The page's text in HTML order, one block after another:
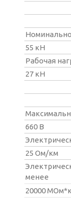
55 кН
Рабочая
27 кН
660 В
25 Ом/км
менее
20000